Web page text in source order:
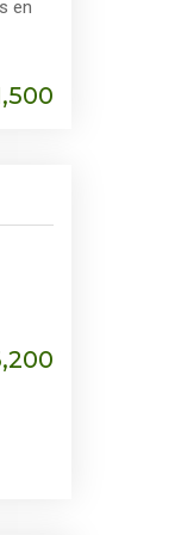
en
valor
con